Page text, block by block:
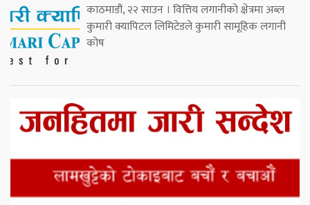
काठमाडौं, २२ साउन । वित्तिय लगानीको क्षेत्रमा अब्ल
कुमारी क्यापिटल लिमिटेडले कुमारी सामूहिक लगानी
कोष